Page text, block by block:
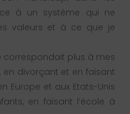
à un système qui ne
valeurs et à ce que je
correspondait plus à mes
en divorçant et en faisant
Europe et aux Etats-Unis
en faisant l’école à